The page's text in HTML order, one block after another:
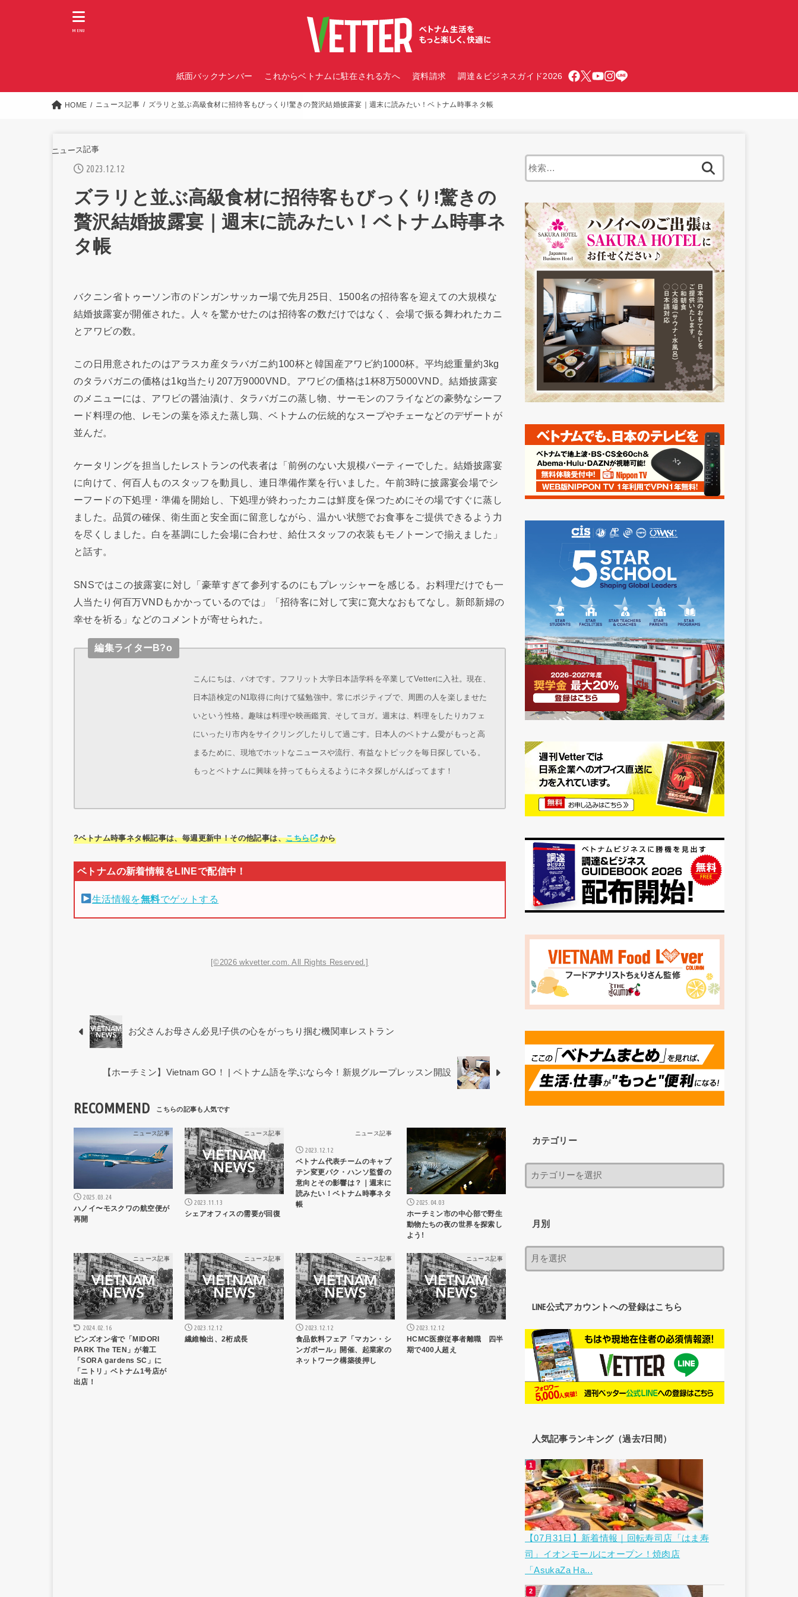
紙面バックナンバー これからベトナムに駐在される方へ 資料請求 調達＆ビジネスガイド2026
MENU
HOME ニュース記事 ズラリと並ぶ高級食材に招待客もびっくり!驚きの贅沢結婚披露宴｜週末に読みたい！ベトナム時事ネタ帳
ニュース記事
2023.12.12
ズラリと並ぶ高級食材に招待客もびっくり!驚きの
贅沢結婚披露宴｜週末に読みたい！ベトナム時事ネ
タ帳
バクニン省トゥーソン市のドンガンサッカー場で先月25日、1500名の招待客を迎えての大規模な
結婚披露宴が開催された。人々を驚かせたのは招待客の数だけではなく、会場で振る舞われたカニ
とアワビの数。
この日用意されたのはアラスカ産タラバガニ約100杯と韓国産アワビ約1000杯。平均総重量約3kg
のタラバガニの価格は1kg当たり207万9000VND。アワビの価格は1杯8万5000VND。結婚披露宴
のメニューには、アワビの醤油漬け、タラバガニの蒸し物、サーモンのフライなどの豪勢なシーフ
ード料理の他、レモンの葉を添えた蒸し鶏、ベトナムの伝統的なスープやチェーなどのデザートが
並んだ。
ケータリングを担当したレストランの代表者は「前例のない大規模パーティーでした。結婚披露宴
に向けて、何百人ものスタッフを動員し、連日準備作業を行いました。午前3時に披露宴会場でシ
ーフードの下処理・準備を開始し、下処理が終わったカニは鮮度を保つためにその場ですぐに蒸し
ました。品質の確保、衛生面と安全面に留意しながら、温かい状態でお食事をご提供できるよう力
を尽くしました。白を基調にした会場に合わせ、給仕スタッフの衣装もモノトーンで揃えました」
と話す。
SNSではこの披露宴に対し「豪華すぎて参列するのにもプレッシャーを感じる。お料理だけでも一
人当たり何百万VNDもかかっているのでは」「招待客に対して実に寛大なおもてなし。新郎新婦の
幸せを祈る」などのコメントが寄せられた。
編集ライターB?o
こんにちは、バオです。フフリット大学日本語学科を卒業してVetterに入社。現在、
日本語検定のN1取得に向けて猛勉強中。常にポジティブで、周囲の人を楽しませた
いという性格。趣味は料理や映画鑑賞、そしてヨガ。週末は、料理をしたりカフェ
にいったり市内をサイクリングしたりして過ごす。日本人のベトナム愛がもっと高
まるために、現地でホットなニュースや流行、有益なトピックを毎日探している。
もっとベトナムに興味を持ってもらえるようにネタ探しがんばってます！
?ベトナム時事ネタ帳記事は、毎週更新中！その他記事は、こちら から
生活情報を無料でゲットする
[©2026 wkvetter.com. All Rights Reserved.]
お父さんお母さん必見!子供の心をがっちり掴む機関車レストラン
【ホーチミン】Vietnam GO！ | ベトナム語を学ぶなら今！新規グループレッスン開設
RECOMMEND
ニュース記事
2025.03.24
ハノイ〜モスクワの航空便が
再開
ニュース記事
2023.11.13
シェアオフィスの需要が回復
ニュース記事
2023.12.12
ベトナム代表チームのキャプ
テン変更パク・ハンソ監督の
意向とその影響は？｜週末に
読みたい！ベトナム時事ネタ
帳
ニュース記事
2025.04.03
ホーチミン市の中心部で野生
動物たちの夜の世界を探索し
よう!
ニュース記事
2024.02.16
ビンズオン省で「MIDORI
PARK The TEN」が着工
「SORA gardens SC」に
「ニトリ」ベトナム1号店が
出店！
ニュース記事
2023.12.12
繊維輸出、2桁成長
ニュース記事
2023.12.12
食品飲料フェア「マカン・シ
ンガポール」開催、起業家の
ネットワーク構築後押し
ニュース記事
2023.12.12
HCMC医療従事者離職 四半
期で400人超え
カテゴリー
月別
LINE公式アカウントへの登録はこちら
人気記事ランキング（過去7日間）
【07月31日】新着情報｜回転寿司店「はま寿
司」イオンモールにオープン！焼肉店
「AsukaZa Ha...